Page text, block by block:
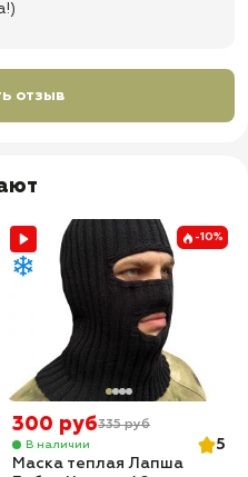
отзыв
-10%
300 руб335 руб
В наличии
5
Маска теплая Лапша